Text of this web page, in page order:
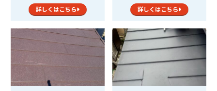
詳しくはこちら
詳しくはこちら